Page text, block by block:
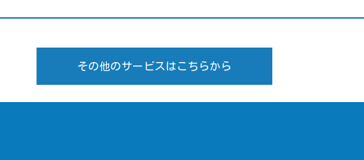
その他のサービスはこちらから